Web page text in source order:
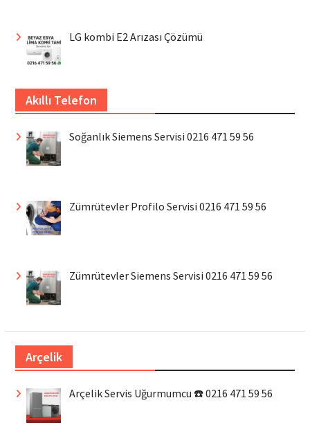
LG kombi E2 Arızası Çözümü
Akıllı Telefon
Soğanlık Siemens Servisi 0216 471 59 56
Zümrütevler Profilo Servisi 0216 471 59 56
Zümrütevler Siemens Servisi 0216 471 59 56
Arçelik
Arçelik Servis Uğurmumcu ☎️ 0216 471 59 56